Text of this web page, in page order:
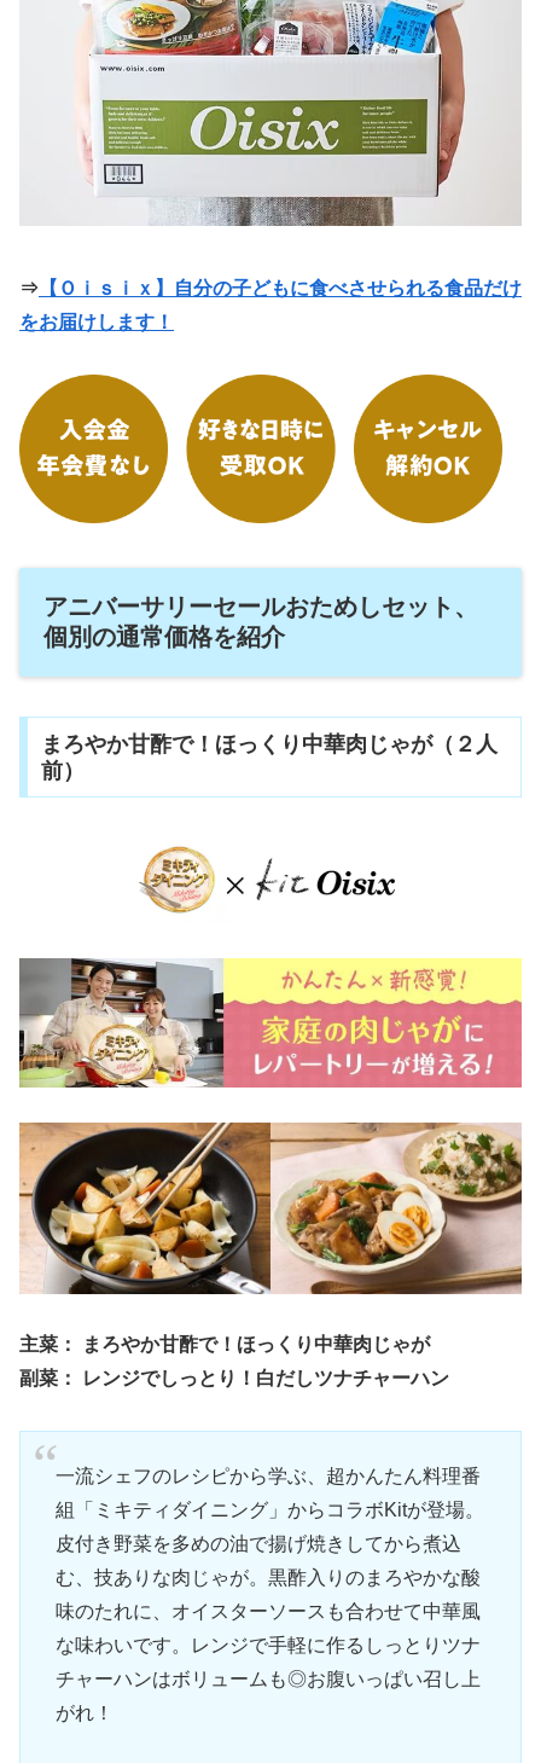
⇒ 【Ｏｉｓｉｘ】自分の子どもに食べさせられる食品だけ
をお届けします！
アニバーサリーセールおためしセット、
個別の通常価格を紹介
まろやか甘酢で！ほっくり中華肉じゃが（２人
前）
主菜： まろやか甘酢で！ほっくり中華肉じゃが
副菜： レンジでしっとり！白だしツナチャーハン
一流シェフのレシピから学ぶ、超かんたん料理番
組「ミキティダイニング」からコラボKitが登場。
皮付き野菜を多めの油で揚げ焼きしてから煮込
む、技ありな肉じゃが。黒酢入りのまろやかな酸
味のたれに、オイスターソースも合わせて中華風
な味わいです。レンジで手軽に作るしっとりツナ
チャーハンはボリュームも◎お腹いっぱい召し上
がれ！